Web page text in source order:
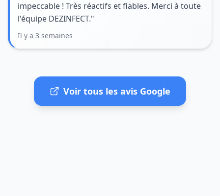
impeccable ! Très réactifs et fiables. Merci à toute
l'équipe DEZINFECT."
Il y a 3 semaines
Voir tous les avis Google